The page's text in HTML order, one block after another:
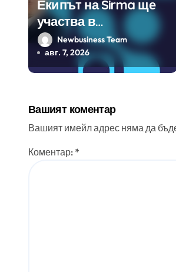
Екипът на Sirma ще
участва в
създаването на
международните
стандарти за
изкуствен интелект в
хотелиерството
Newbusiness Team
авг. 7, 2026
Вашият коментар
Вашият имейл адрес няма да
Коментар: *